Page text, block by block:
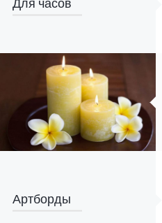
Артборды